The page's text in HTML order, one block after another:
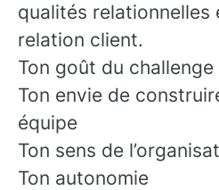
qualités relationnelles
relation client.
Ton goût du challenge
Ton envie de
équipe
Ton sens de
Ton autonomie